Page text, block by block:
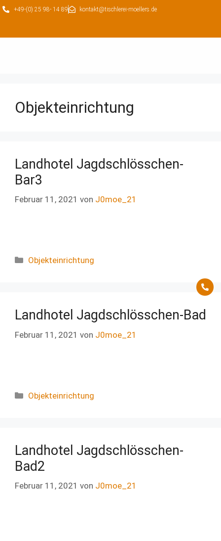
+49-(0) 25 98- 14 89 kontakt@tischlerei-moellers.de
Objekteinrichtung
Landhotel Jagdschlösschen-
Bar3
Februar 11, 2021 von J0moe_21
Objekteinrichtung
Landhotel Jagdschlösschen-Bad
Februar 11, 2021 von J0moe_21
Objekteinrichtung
Landhotel Jagdschlösschen-
Bad2
Februar 11, 2021 von J0moe_21